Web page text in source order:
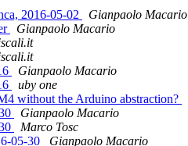
2016-05-02
Gianpaolo Macario
Gianpaolo Macario
Gianpaolo Macario
uby one
without the Arduino abstraction?
Gianpaolo Macario
Marco Tosc
05-30
Gianpaolo Macario